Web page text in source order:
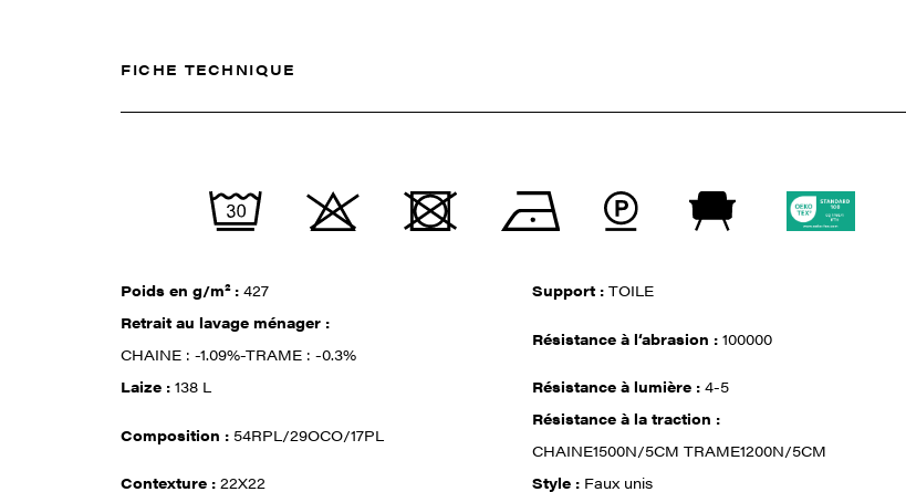
FICHE TECHNIQUE
Poids en g/m² :427 Support :TOILE
Retrait au lavage ménager :
CHAINE : -1.09%-TRAME : -0.3%
Résistance à l‘abrasion :100000
Laize :138 L Résistance à lumière :4-5
Composition : 54RPL/29OCO/17PL
Résistance à la traction :
CHAINE1500N/5CM TRAME1200N/5CM
Contexture :22X22 Style : Faux unis